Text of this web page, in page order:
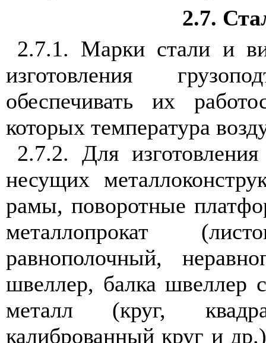
2.7.
2.7.1. Марки стали и
изготовления
обеспечивать их
которых температура
2.7.2. Для
несущих
рамы, поворотные
металлопрокат
равнополочный,
швеллер, балка швеллер
металл (круг,
калиброванный круг и